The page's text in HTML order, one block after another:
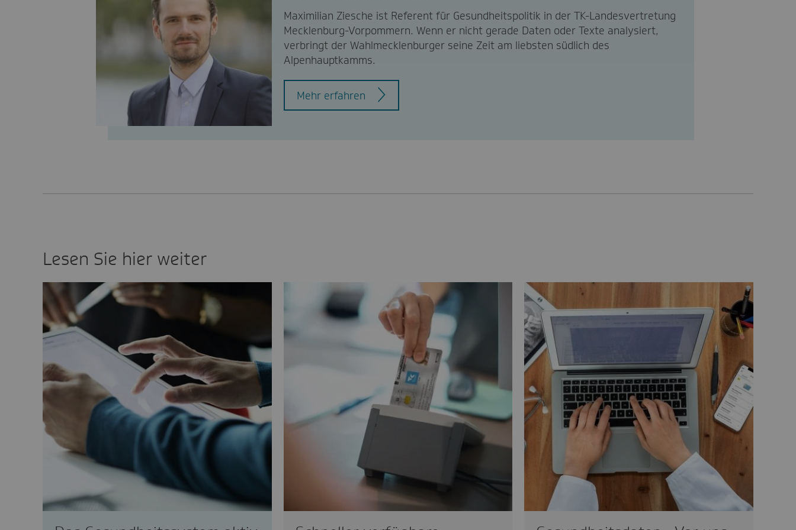
Maximilian Ziesche ist Referent für Gesundheitspolitik in der TK-Landesvertretung
Mecklenburg-Vorpommern. Wenn er nicht gerade Daten oder Texte analysiert,
verbringt der Wahlmecklenburger seine Zeit am liebsten südlich des
Alpenhauptkamms.
Mehr erfahren
Lesen Sie hier weiter